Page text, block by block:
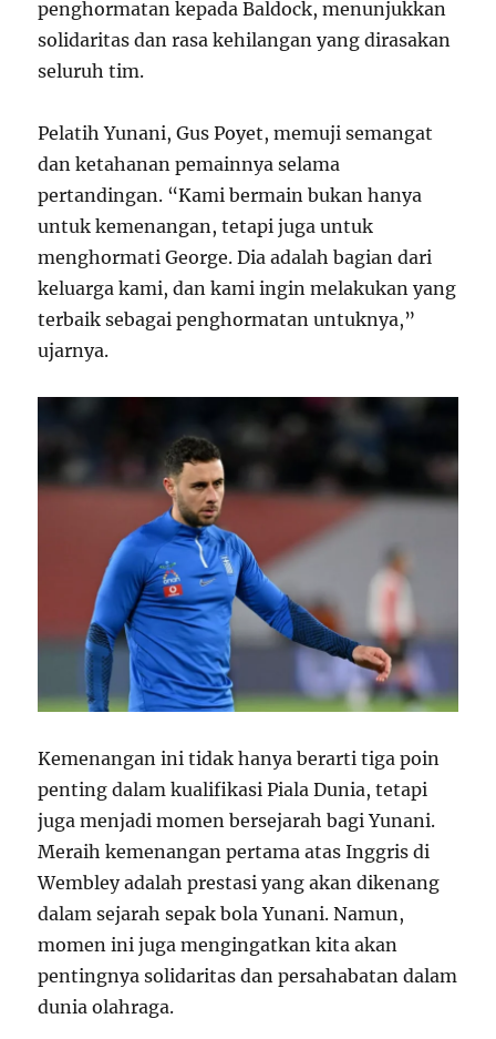
penghormatan kepada Baldock, menunjukkan
solidaritas dan rasa kehilangan yang dirasakan
seluruh tim.
Pelatih Yunani, Gus Poyet, memuji semangat
dan ketahanan pemainnya selama
pertandingan. “Kami bermain bukan hanya
untuk kemenangan, tetapi juga untuk
menghormati George. Dia adalah bagian dari
keluarga kami, dan kami ingin melakukan yang
terbaik sebagai penghormatan untuknya,”
ujarnya.
Kemenangan ini tidak hanya berarti tiga poin
penting dalam kualifikasi Piala Dunia, tetapi
juga menjadi momen bersejarah bagi Yunani.
Meraih kemenangan pertama atas Inggris di
Wembley adalah prestasi yang akan dikenang
dalam sejarah sepak bola Yunani. Namun,
momen ini juga mengingatkan kita akan
pentingnya solidaritas dan persahabatan dalam
dunia olahraga.